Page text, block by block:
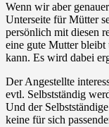
Wenn wir aber
Unterseite für Mütter
persönlich mit diesen
eine gute Mutter bleibt
kann. Es wird dabei
Der Angestellte
evtl. Selbstständig
Und der
keine für sich